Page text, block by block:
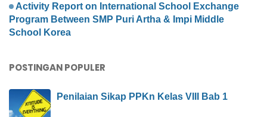
Activity Report on International School Exchange
Program Between SMP Puri Artha & Impi Middle
School Korea
POSTINGAN POPULER
Penilaian Sikap PPKn Kelas VIII Bab 1